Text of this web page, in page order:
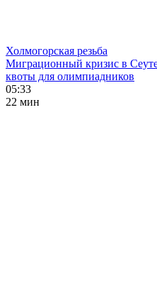
Холмогорская резьба
Миграционный кризис в
квоты для олимпиадников
05:33
22 мин